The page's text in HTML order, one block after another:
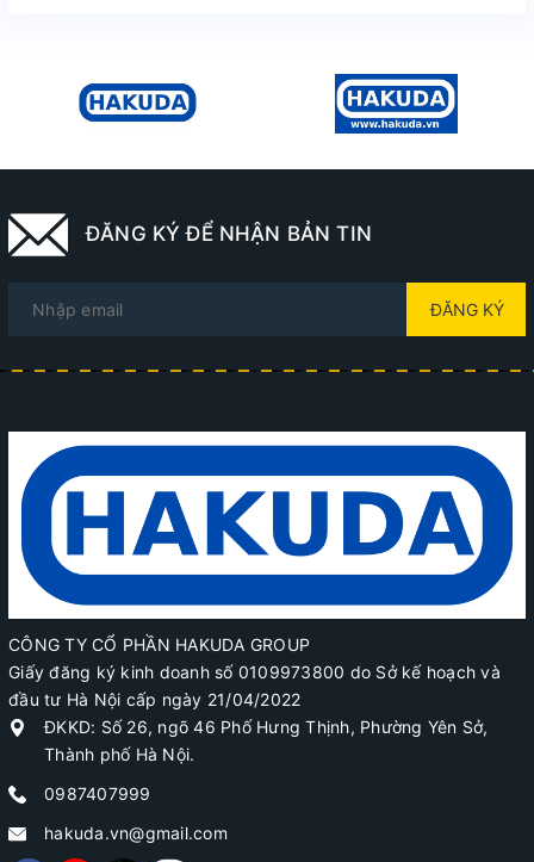
ĐĂNG KÝ ĐỂ NHẬN BẢN TIN
ĐĂNG KÝ
CÔNG TY CỔ PHẦN HAKUDA GROUP
Giấy đăng ký kinh doanh số 0109973800 do Sở kế hoạch và
đầu tư Hà Nội cấp ngày 21/04/2022
ĐKKD: Số 26, ngõ 46 Phố Hưng Thịnh, Phường Yên Sở,
Thành phố Hà Nội.
0987407999
hakuda.vn@gmail.com